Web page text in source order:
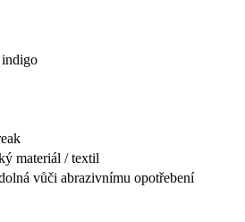
materiál / textil
vůči abrazivnímu opotřebení